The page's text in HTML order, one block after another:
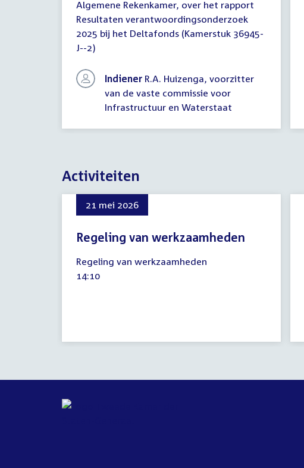
van
vragen
Algemene Rekenkamer, over het rapport
Resultaten verantwoordingsonderzoek
2025 bij het Deltafonds (Kamerstuk 36945-
J--2)
Indiener R.A. Huizenga, voorzitter
van de vaste commissie voor
Infrastructuur en Waterstaat
Activiteiten
21 mei 2026
Regeling van werkzaamheden
mei
2026
Regeling van werkzaamheden
Tijd
14:10